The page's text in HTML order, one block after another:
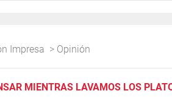
Impresa > Opinión
MIENTRAS LAVAMOS LOS